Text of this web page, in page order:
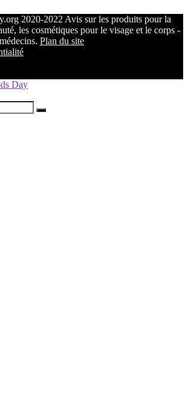
2020-2022 Avis sur les produits pour la
les cosmétiques pour le visage et le corps -
Plan du site